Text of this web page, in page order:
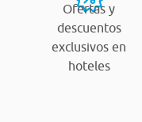
Ofertas y
descuentos
exclusivos en
hoteles